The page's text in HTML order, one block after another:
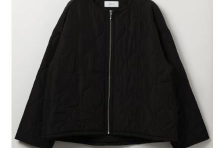
消。如遇「轉專審核」未通過狀況，表示未達大哥付你分期系統評分，恕無
【繳款方式說明】
1.分期款項不併入電信帳單，「大哥付你分期」於每月結算日後寄送繳費提
2.透過簡訊連結打開帳單後，可選擇「超商條碼／台灣大直營門市／銀行轉
帳／街口支付／iPASS MONEY」等通路繳費。
【注意事項】
1.本服務係由「台灣大哥大股份有限公司」（以下簡稱本公司）所提供，讓
用戶於交易時，得透過本服務購買商品或服務，並由商店將買賣／分期付款
買賣價金債權讓與本公司後，依約使用本公司帳單繳交帳款。
2.基於同意付款使用「大哥付你分期」之契約關係目的，商店將以您的個人
資料（包含姓名、電話或地址）提供予台灣大哥大進項蒐集、處理及利用，
由本公司與您本人進行分期帳單所需資料之確認、核對及更正。
3.完整用戶服務條款，請詳閱以下連結：
２．便利：只要手機號碼，簡訊認證，即可結帳。
３．安心：先確認商品／服務後，再付款。
【「AFTEE先享後付」結帳流程】
１．於結帳方式選擇「AFTEE先享後付」後，將跳轉至「AFTEE先享後付」
結帳頁面，進行簡訊認證並確認金額後，即可完成結帳。
２．訂單成立數日內，您將收到繳費通知簡訊。
３．收到繳費通知簡訊後14天內，點擊此簡訊中的連結，可透過四大超商／
ATM／網路銀行／等多元方式進行付款，方視為交易完成。
※ 請注意：結帳手續完成當下不需立刻繳費，但若您需要取消訂單，請聯絡
購買商品的店家。未經商家同意取消之訂單仍視為有效，需透過AFTEE先享
後付繳納相關費用。
※ 交易是否成功請以「AFTEE先享後付 」之結帳頁面顯示為準，若有關於
是否繳費成功／繳費後需取消欲退款等相關疑問，請聯繫「AFTEE先享後付
客戶支援中心」
https://netprotections.freshdesk.com/support/home
每筆NT$80，滿NT$888(含以上)免運費
付款後 全家取貨
每筆NT$80，滿NT$888(含以上)免運費
7-11 取貨付款
每筆NT$80，滿NT$1,500(含以上)免運費
付款後 7-11取貨
每筆NT$80，滿NT$1,500(含以上)免運費
宅配
每筆NT$80，滿NT$1,500(含以上)免運費